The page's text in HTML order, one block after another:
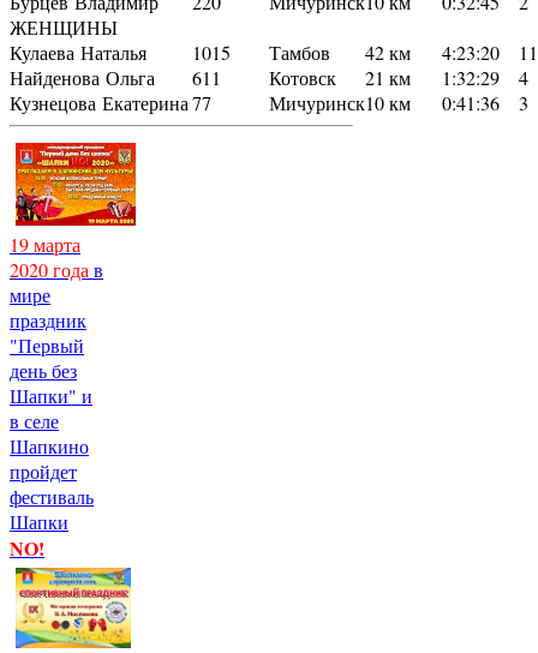
ЖЕНЩИНЫ
Кулаева Наталья
1015 Тамбов 42 км 4:23:20
11
Найденова Ольга
611 Котовск 21 км 1:32:29
4
Кузнецова Екатерина77 Мичуринск10 км 0:41:36 3
19 марта
2020 года в
мире
праздник
"Первый
день без
Шапки" и
в селе
Шапкино
пройдет
фестиваль
Шапки
NO!